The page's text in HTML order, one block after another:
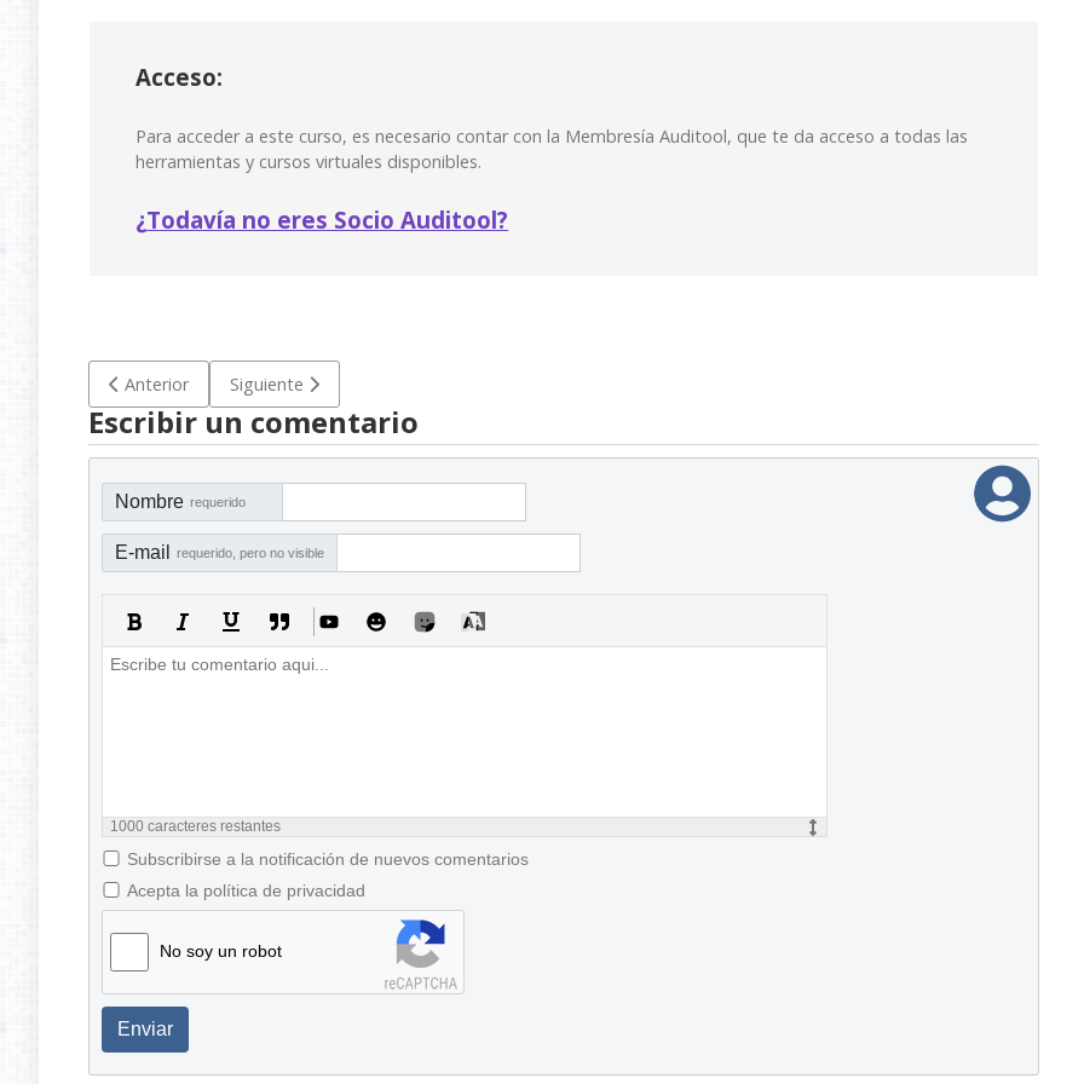
Acceso:
Para acceder a este curso, es necesario contar con la Membresía Auditool, que te da acceso a todas las
herramientas y cursos virtuales disponibles.
¿Todavía no eres Socio Auditool?
Artículo anterior: 💻Master Class: Auditoría Interna. Propósito y propuesta de valor
Anterior Artículo siguiente: 🔖 Maestros de la Auditoría. La ética en el entorno BANI: Desglose del Dominio II de las
Siguiente
Escribir un comentario
Nombre requerido
E-mail requerido, pero no visible
1000 caracteres restantes
Subscribirse a la notificación de nuevos comentarios
Acepta la política de privacidad
No soy un robot
Enviar